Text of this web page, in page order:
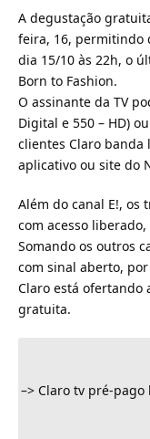
A degustação
feira, 16, permitindo
dia 15/10 às 22h, o
Born to Fashion.
O assinante da TV
Digital e 550 – HD)
clientes Claro banda
aplicativo ou site do
Além do canal E!, os
com acesso liberado
Somando os outros
com sinal aberto,
Claro está ofertando
gratuita.
–> Claro tv pré-